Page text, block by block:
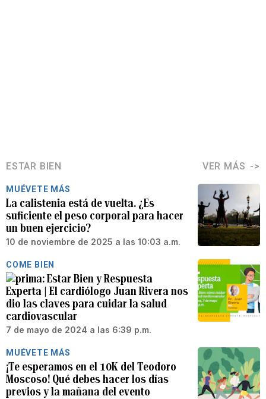
ESTAR BIEN VER MÁS
MUÉVETE MÁS
La calistenia está de vuelta. ¿Es
suficiente el peso corporal para hacer
un buen ejercicio?
10 de noviembre de 2025 a las 10:03 a.m.
COME BIEN
Estar Bien y Respuesta
Experta | El cardiólogo Juan Rivera nos
dio las claves para cuidar la salud
cardiovascular
7 de mayo de 2024 a las 6:39 p.m.
MUÉVETE MÁS
¡Te esperamos en el 10K del Teodoro
Moscoso! Qué debes hacer los días
previos y la mañana del evento